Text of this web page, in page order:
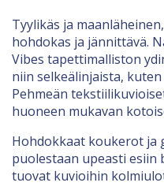
Tyylikäs ja
hohdokas ja jännittävä.
Vibes tapettimalliston
niin selkeälinjaista,
Pehmeän
huoneen mukavan
Hohdokkaat koukerot ja
puolestaan upeasti
tuovat kuvioihin